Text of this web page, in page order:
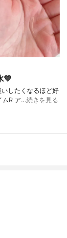
💙
したくなるほど好
ムR ア…続きを見る